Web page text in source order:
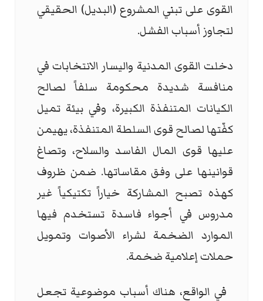
القوى على تبني المشروع (البديل) الحقيقي
لتجاوز أسباب الفشل.
دخلت القوى المدنية واليسار الانتخابات في
منافسة شديدة محكومة سلفاً لصالح
الكيانات المتنفذة الكبيرة، وفي بيئة تميل
كفّتها لصالح قوى السلطة المتنفذة، يهيمن
عليها قوى المال الفاسد والسلاح، وتصاغ
قوانينها على وفق مقاساتها. ضمن ظروف
كهذه تصبح المشاركة خياراً تكتيكياً غير
مدروس في أجواء فاسدة تستخدم فيها
الموارد الضخمة لشراء الأصوات وتمويل
حملات إعلامية ضخمة.
في الواقع، هناك أسباب موضوعية تجعل